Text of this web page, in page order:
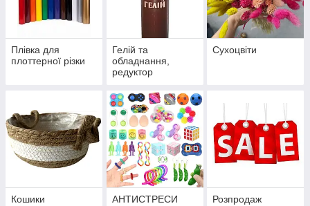
Плівка для
плоттерної різки
Гелій та
обладнання,
редуктор
Сухоцвіти
Кошики АНТИСТРЕСИ Розпродаж